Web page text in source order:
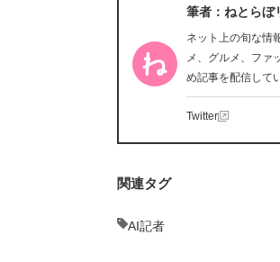
筆者：ねとらぼ
ネット上の旬な情
メ、グルメ、ファ
め記事を配信して
Twitter
関連タグ
AI記者